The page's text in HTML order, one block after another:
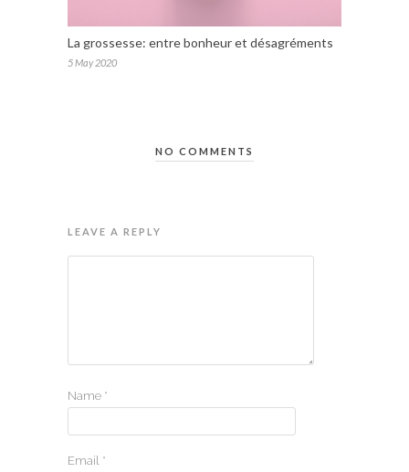
La grossesse: entre bonheur et désagréments
5 May 2020
NO COMMENTS
LEAVE A REPLY
Name *
Email *